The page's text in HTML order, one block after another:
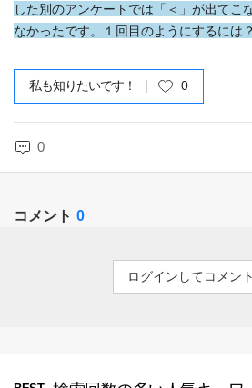
した別のアンケートでは「＜」が出てこ
なかったです。１回目のようにするには？
私も知りたいです！ 0
0
コメント 0
ログインしてコメン